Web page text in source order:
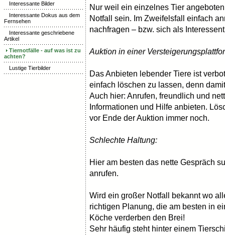
Interessante Bilder
Interessante Dokus aus dem
Fernsehen
Interessante geschriebene
Artikel
Tiernotfälle - auf was ist zu
achten?
Lustige Tierbilder
Nur weil ein einzelnes Tier
Notfall sein. Im Zweifelsfall einfach
nachfragen – bzw. sich als
Auktion in einer
Das Anbieten lebender Tiere ist
einfach löschen zu lassen, denn
Auch hier: Anrufen, freundlich und
Informationen und Hilfe anbieten.
vor Ende der Auktion immer noch.
Schlechte Haltung:
Hier am besten das nette Gespräch
anrufen.
Wird ein großer Notfall bekannt wo
richtigen Planung, die am besten in
Köche verderben den Brei!
Sehr häufig steht hinter einem